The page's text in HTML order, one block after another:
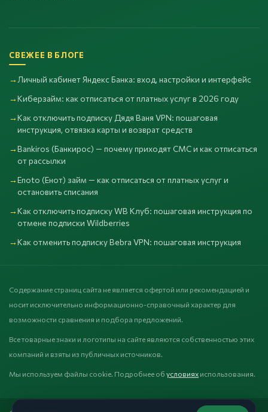
СВЕЖЕЕ В БЛОГЕ
Личный кабинет Яндекс Банка: вход, настройки и интерфейс
Киберзайм: как отписаться от платных услуг в 2026 году
Как отключить подписку Дядя Ваня VPN: пошаговая
инструкция, отвязка карты и возврат средств
Bankiros (Банкирос) — почему приходят СМС и как отписаться
от рассылки
Enoto (Енот) займ — как отписаться от платных услуг и
остановить списания
Как отключить подписку WB Клуб: пошаговая инструкция по
отмене подписки Wildberries
Как отменить подписку Bebra VPN: пошаговая инструкция
Содержание страниц сайта не является офертой или рекомендацией и
носит исключительно информационно-справочный характер для
возможности сравнения и подбора предложений.
Все товарные знаки и логотипы на сайте являются собственностью этих
компаний и взяты из публичных источников.
Мы используем файлы cookie. Подробнее об условиях использования.